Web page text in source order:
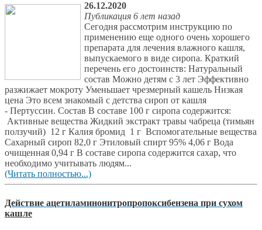
26.12.2020
Публикация 6 лет назад
Сегодня рассмотрим инструкцию по
применению еще одного очень хорошего
препарата для лечения влажного кашля,
выпускаемого в виде сиропа. Краткий
перечень его достоинств: Натуральный
состав Можно детям с 3 лет Эффективно
разжижает мокроту Уменьшает чрезмерный кашель Низкая
цена Это всем знакомый с детства сироп от кашля
- Пертуссин. Состав В составе 100 г сиропа содержится:
Активные вещества Жидкий экстракт травы чабреца (тимьян
ползучий) 12 г Калия бромид 1 г Вспомогательные вещества
Сахарный сироп 82,0 г Этиловый спирт 95% 4,06 г Вода
очищенная 0,94 г В составе сиропа содержится сахар, что
необходимо учитывать людям...
(Читать полностью...)
Действие ацетиламинонитропропоксибензена при сухом
кашле